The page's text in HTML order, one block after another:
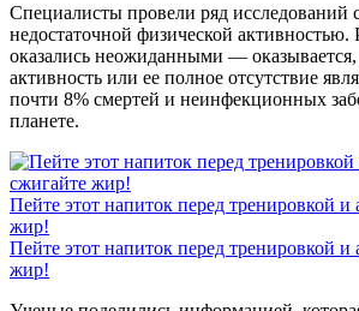
Специалисты провели ряд исследований
недостаточной физической активностью.
оказались неожиданными — оказывается,
активность или ее полное отсутствие
почти 8% смертей и неинфекционных
планете.
Пейте этот напиток перед тренировкой и
жир!
Пейте этот напиток перед тренировкой и
жир!